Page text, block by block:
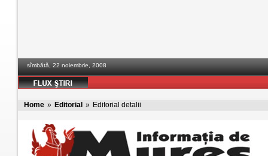
sîmbătă, 22 noiembrie, 2008
Home » Editorial » Editorial detalii